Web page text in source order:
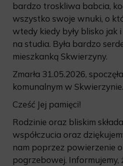
bardzo troskliwa babcia,
wszystko swoje wnuki, o
wtedy kiedy były blisko jak
na studia. Była bardzo
mieszkanką Skwierzyny.
Zmarła 31.05.2026,
komunalnym w Skwierzynie.
Cześć Jej pamięci!
Rodzinie oraz bliskim
współczucia oraz
nam poprzez powierzenie
pogrzebowej. Informujemy,